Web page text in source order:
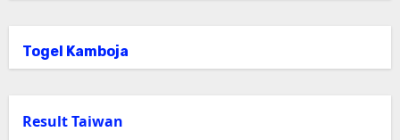
Togel Kamboja
Result Taiwan